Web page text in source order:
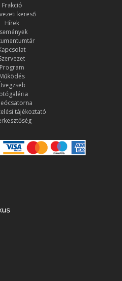
Frakció
kereső
Hírek
Program
Működés
tájékoztató